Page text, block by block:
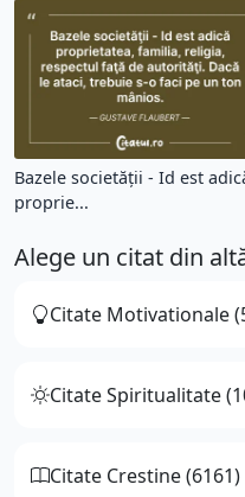
Bazele societăţii - Id est
proprie...
Alege un citat din
Citate Motivationale
Citate Spiritualitate
Citate Crestine (6161)